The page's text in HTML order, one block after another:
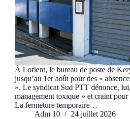
À Lorient, le bureau de poste de
jusqu’au 1er août pour des «
». Le syndicat Sud PTT dénonce,
management toxique » et craint pour
La fermeture temporaire…
Adm 10
24 juillet 2026